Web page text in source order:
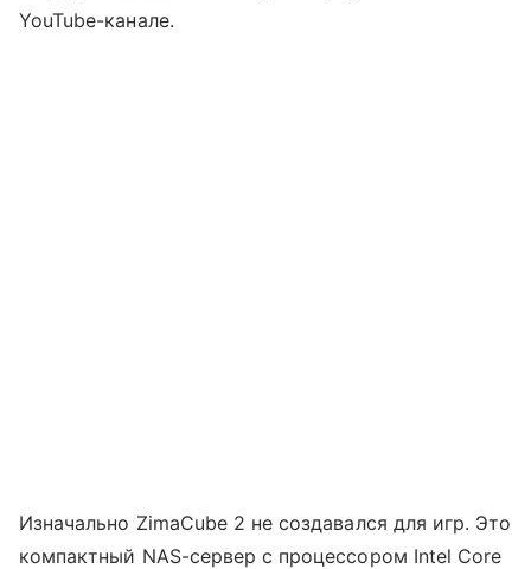
YouTube-канале.
Изначально ZimaCube 2 не создавался для игр. Это
компактный NAS-сервер с процессором Intel Core